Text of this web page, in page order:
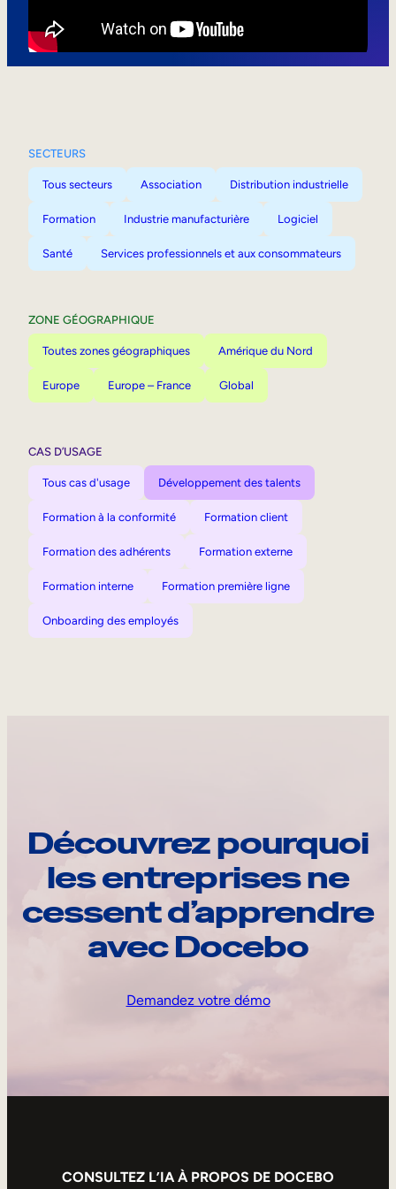
SECTEURS
Tous secteurs Association Distribution industrielle
Formation Industrie manufacturière Logiciel
Santé Services professionnels et aux consommateurs
ZONE GÉOGRAPHIQUE
Toutes zones géographiques Amérique du Nord
Europe Europe – France Global
CAS D’USAGE
Tous cas d'usage Développement des talents
Formation à la conformité Formation client
Formation des adhérents Formation externe
Formation interne Formation première ligne
Onboarding des employés
Découvrez pourquoi
les entreprises ne
cessent d’apprendre
avec Docebo
Demandez votre démo
CONSULTEZ L’IA À PROPOS DE DOCEBO